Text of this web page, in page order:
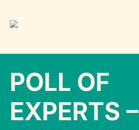
POLL OF
EXPERTS –